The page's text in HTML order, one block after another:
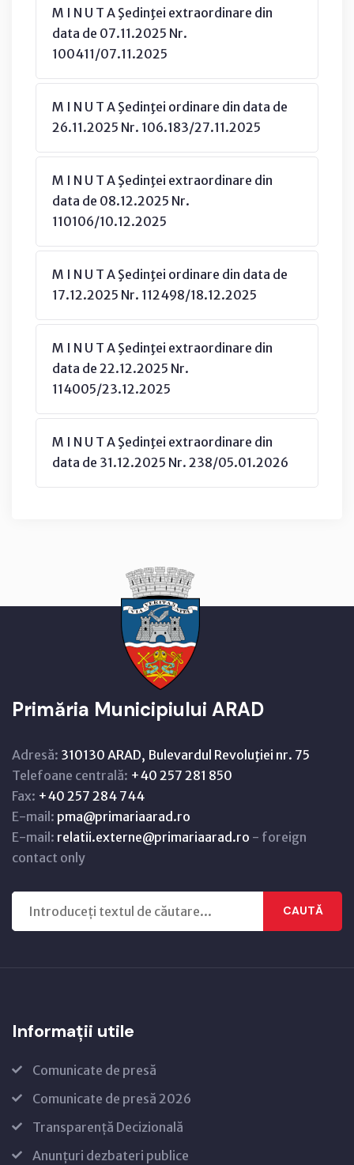
M I N U T A Şedinţei extraordinare din
data de 07.11.2025 Nr.
100411/07.11.2025
M I N U T A Şedinţei ordinare din data de
26.11.2025 Nr. 106.183/27.11.2025
M I N U T A Şedinţei extraordinare din
data de 08.12.2025 Nr.
110106/10.12.2025
M I N U T A Şedinţei ordinare din data de
17.12.2025 Nr. 112498/18.12.2025
M I N U T A Şedinţei extraordinare din
data de 22.12.2025 Nr.
114005/23.12.2025
M I N U T A Şedinţei extraordinare din
data de 31.12.2025 Nr. 238/05.01.2026
Primăria Municipiului ARAD
Adresă: 310130 ARAD, Bulevardul Revoluţiei nr. 75
Telefoane centrală: +40 257 281 850
Fax: +40 257 284 744
E-mail: pma@primariaarad.ro
E-mail: relatii.externe@primariaarad.ro - foreign
contact only
CAUTĂ
Informații utile
Comunicate de presă
Comunicate de presă 2026
Transparență Decizională
Anunțuri dezbateri publice